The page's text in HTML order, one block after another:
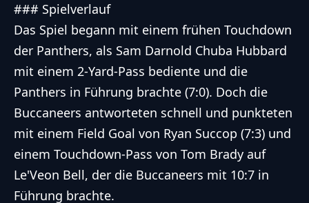
### Spielverlauf
Das Spiel begann mit einem frühen Touchdown
der Panthers, als Sam Darnold Chuba Hubbard
mit einem 2-Yard-Pass bediente und die
Panthers in Führung brachte (7:0). Doch die
Buccaneers antworteten schnell und punkteten
mit einem Field Goal von Ryan Succop (7:3) und
einem Touchdown-Pass von Tom Brady auf
Le'Veon Bell, der die Buccaneers mit 10:7 in
Führung brachte.